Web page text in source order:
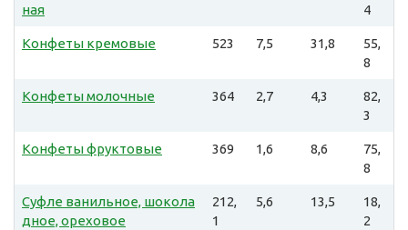
ная
4
Конфеты кремовые 523 7,5 31,8
55,
8
Конфеты молочные 364 2,7 4,3
82,
3
Конфеты фруктовые 369 1,6 8,6
75,
8
Суфле ванильное, шокола
дное, ореховое
212,
1
5,6 13,5
18,
2